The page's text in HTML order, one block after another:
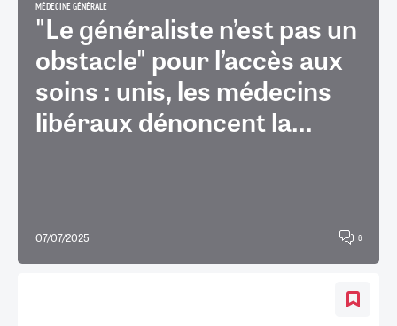
MÉDECINE GÉNÉRALE
"Le généraliste n’est pas un
obstacle" pour l’accès aux
soins : unis, les médecins
libéraux dénoncent la...
07/07/2025 6